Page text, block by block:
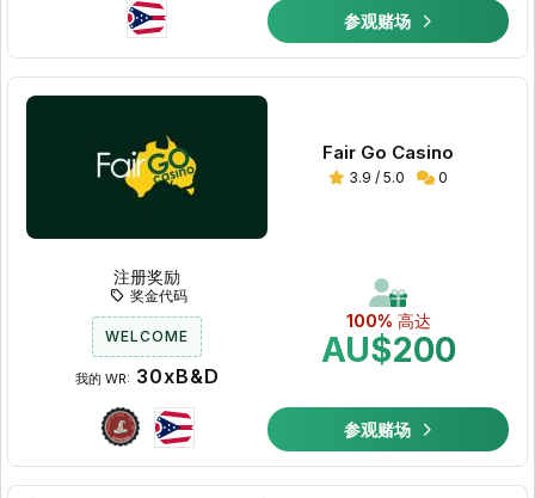
参观赌场
Fair Go Casino
3.9 / 5.0 0
100% 高达
AU$200
注册奖励
奖金代码
WELCOME
我的 WR: 30xB&D
参观赌场